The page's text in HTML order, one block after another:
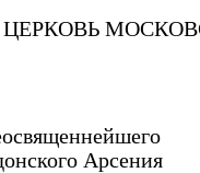
Арсения